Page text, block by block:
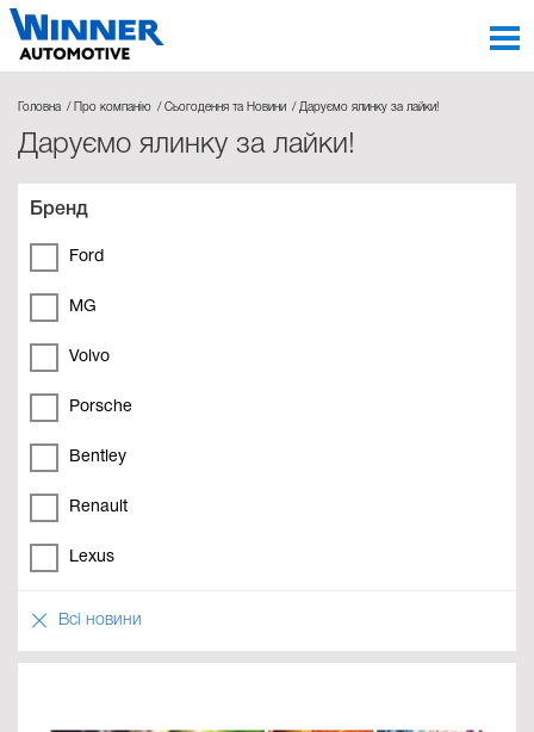
Головна Про компанію Сьогодення та Новини Даруємо ялинку за лайки!
Даруємо ялинку за лайки!
Бренд
Ford
MG
Volvo
Porsche
Bentley
Renault
Lexus
Всі новини